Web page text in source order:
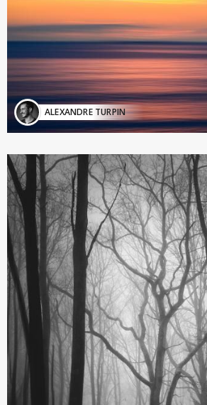
ALEXANDRE TURPIN